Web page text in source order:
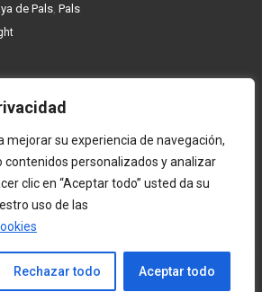
mejorar su experiencia de navegación,
contenidos personalizados y analizar
clic en “Aceptar todo” usted da su
uso de las
Rechazar todo Aceptar todo
de Pals, Pals
de Uso
Contacto